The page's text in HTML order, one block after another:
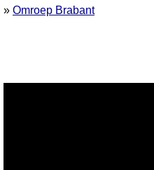
» Omroep Brabant